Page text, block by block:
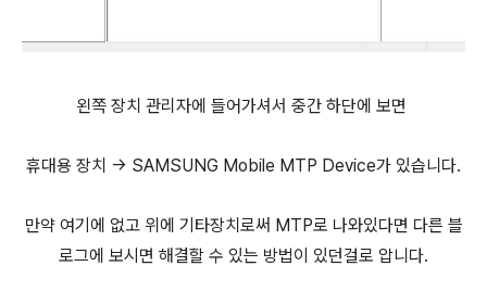
왼쪽 장치 관리자에 들어가셔서 중간 하단에 보면
휴대용 장치 -> SAMSUNG Mobile MTP Device가 있습니다.
만약 여기에 없고 위에 기타장치로써 MTP로 나와있다면 다른 블
로그에 보시면 해결할 수 있는 방법이 있던걸로 압니다.